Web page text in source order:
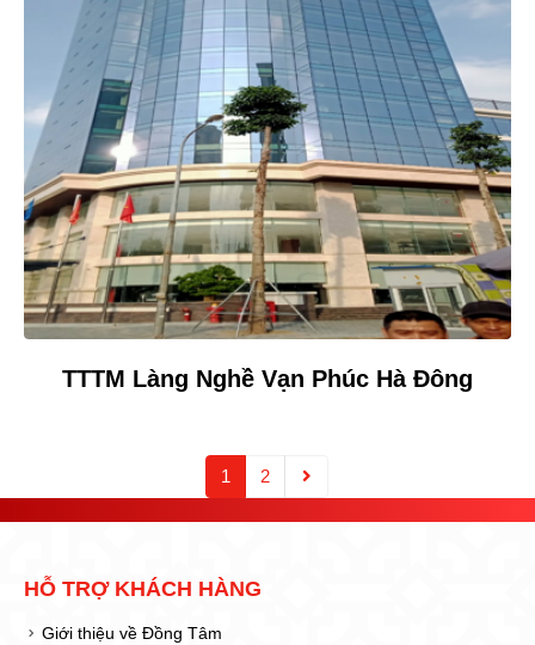
TTTM Làng Nghề Vạn Phúc Hà Đông
1 2
HỖ TRỢ KHÁCH HÀNG
Giới thiệu về Đồng Tâm